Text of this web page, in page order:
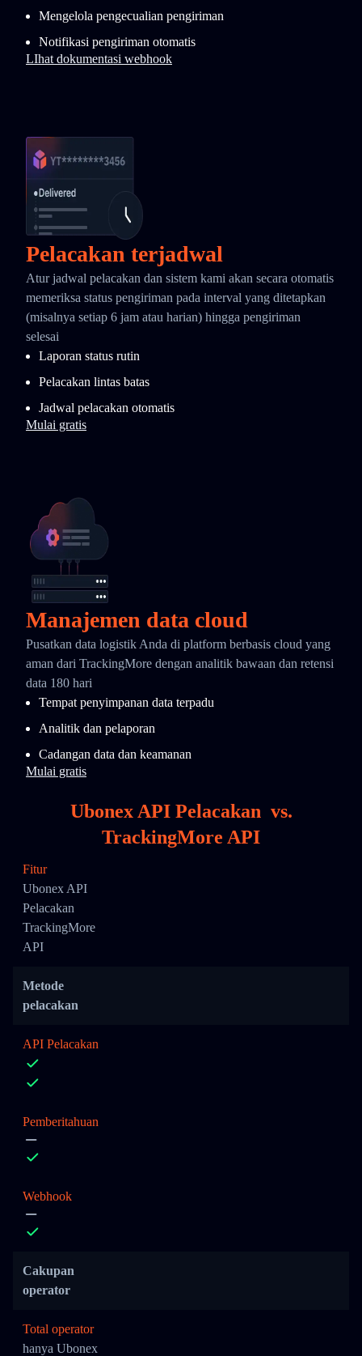
Mengelola pengecualian pengiriman
Notifikasi pengiriman otomatis
LIhat dokumentasi webhook
Pelacakan terjadwal
Atur jadwal pelacakan dan sistem kami akan secara otomatis
memeriksa status pengiriman pada interval yang ditetapkan
(misalnya setiap 6 jam atau harian) hingga pengiriman
selesai
Laporan status rutin
Pelacakan lintas batas
Jadwal pelacakan otomatis
Mulai gratis
Manajemen data cloud
Pusatkan data logistik Anda di platform berbasis cloud yang
aman dari TrackingMore dengan analitik bawaan dan retensi
data 180 hari
Tempat penyimpanan data terpadu
Analitik dan pelaporan
Cadangan data dan keamanan
Mulai gratis
Ubonex API Pelacakan vs.
TrackingMore API
Fitur
Ubonex API
Pelacakan
TrackingMore
API
Metode
pelacakan
API Pelacakan
Pemberitahuan
Webhook
Cakupan
operator
Total operator
hanya Ubonex